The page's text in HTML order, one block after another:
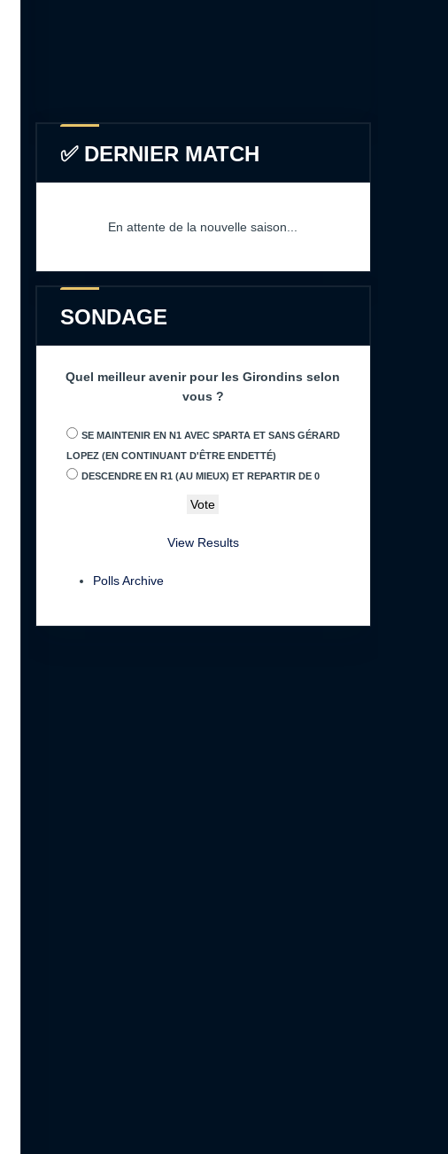
✅ DERNIER MATCH
En attente de la nouvelle saison...
SONDAGE
Quel meilleur avenir pour les Girondins selon
vous ?
SE MAINTENIR EN N1 AVEC SPARTA ET SANS GÉRARD
LOPEZ (EN CONTINUANT D'ÊTRE ENDETTÉ)
DESCENDRE EN R1 (AU MIEUX) ET REPARTIR DE 0
View Results
Polls Archive